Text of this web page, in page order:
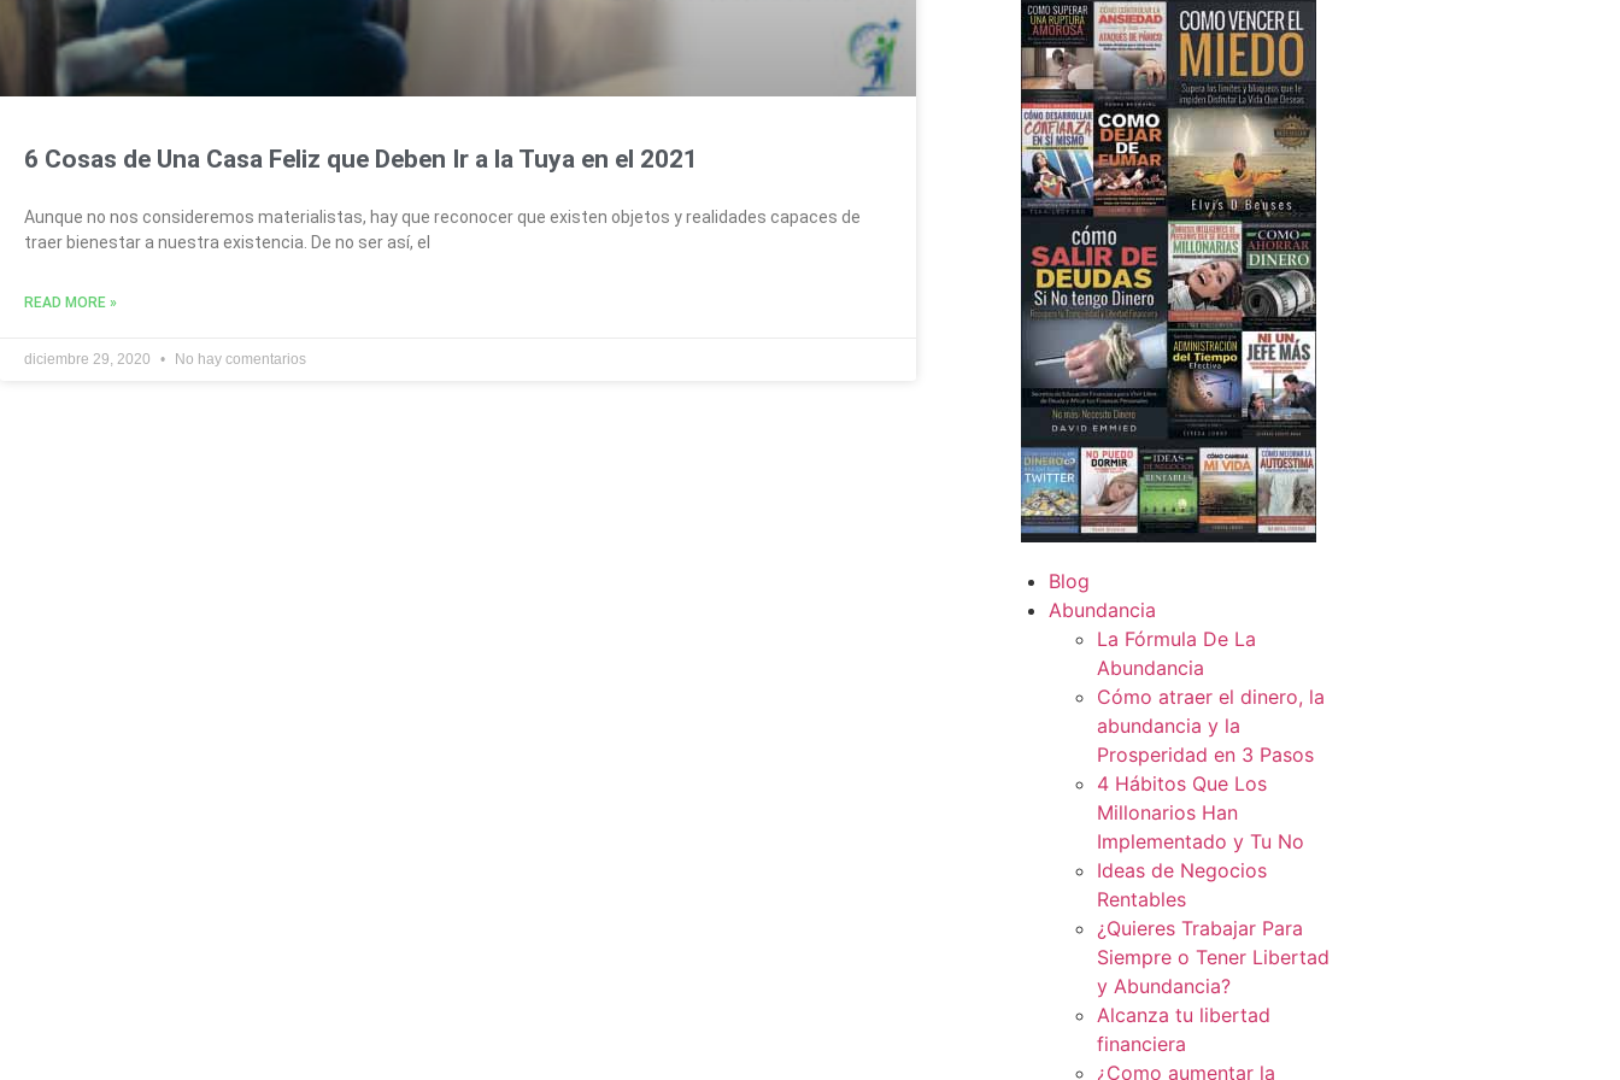
6 Cosas de Una Casa Feliz que Deben Ir a la Tuya en el 2021
Aunque no nos consideremos materialistas, hay que reconocer que existen objetos y realidades capaces de
traer bienestar a nuestra existencia. De no ser así, el
READ MORE »
diciembre 29, 2020 No hay comentarios
Blog
Abundancia
La Fórmula De La
Abundancia
Cómo atraer el dinero, la
abundancia y la
Prosperidad en 3 Pasos
4 Hábitos Que Los
Millonarios Han
Implementado y Tu No
Ideas de Negocios
Rentables
¿Quieres Trabajar Para
Siempre o Tener Libertad
y Abundancia?
Alcanza tu libertad
financiera
¿Como aumentar la